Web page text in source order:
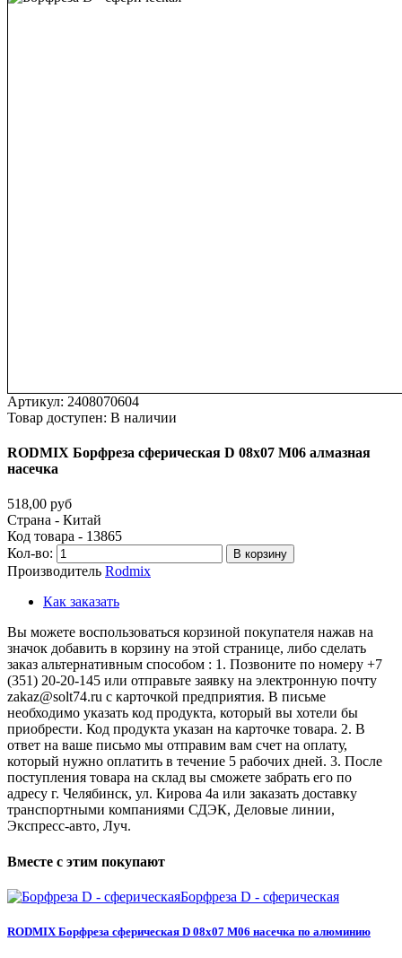
Артикул: 2408070604
Товар доступен: В наличии
RODMIX Борфреза сферическая D 08х07 M06 алмазная
насечка
518,00 руб
Страна - Китай
Код товара - 13865
Кол-во:
В корзину
Производитель Rodmix
Как заказать
Вы можете воспользоваться корзиной покупателя нажав на
значок добавить в корзину на этой странице, либо сделать
заказ альтернативным способом : 1. Позвоните по номеру +7
(351) 20-20-145 или отправьте заявку на электронную почту
zakaz@solt74.ru с карточкой предприятия. В письме
необходимо указать код продукта, который вы хотели бы
приобрести. Код продукта указан на карточке товара. 2. В
ответ на ваше письмо мы отправим вам счет на оплату,
который нужно оплатить в течение 5 рабочих дней. 3. После
поступления товара на склад вы сможете забрать его по
адресу г. Челябинск, ул. Кирова 4а или заказать доставку
транспортными компаниями СДЭК, Деловые линии,
Экспресс-авто, Луч.
Вместе с этим покупают
Борфреза D - сферическая
RODMIX Борфреза сферическая D 08х07 M06 насечка по алюминию